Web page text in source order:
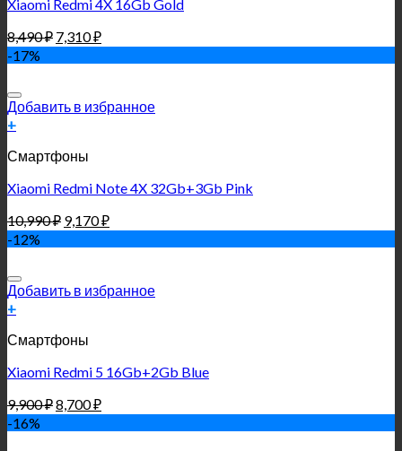
Xiaomi Redmi 4X 16Gb Gold
8,490₽ 7,310₽
-17%
Добавить в избранное
+
Смартфоны
Xiaomi Redmi Note 4X 32Gb+3Gb Pink
10,990₽ 9,170₽
-12%
Добавить в избранное
+
Смартфоны
Xiaomi Redmi 5 16Gb+2Gb Blue
9,900₽8,700₽
-16%